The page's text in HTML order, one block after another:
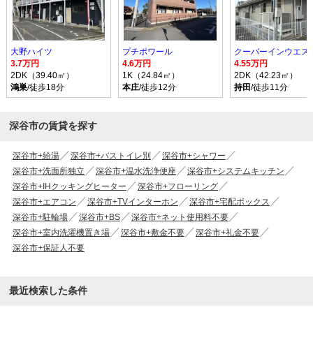
大野ハイツ
3.7万円
2DK（39.40㎡）
鴻巣/徒歩18分
プチポワール
4.6万円
1K（24.84㎡）
本庄/徒歩12分
クーバーインウエス
4.55万円
2DK（42.23㎡）
持田/徒歩11分
深谷市の賃貸を探す
深谷市+給湯 深谷市+バストイレ別
深谷市+シャワー
深谷市+洗面所独立
深谷市+温水洗浄便座
深谷市+システムキッチン
深谷市+IHクッキングヒーター
深谷市+フローリング
深谷市+エアコン
深谷市+TVインターホン
深谷市+宅配ボックス
深谷市+駐輪場
深谷市+BS
深谷市+ネット使用料不要
深谷市+室内洗濯機置き場
深谷市+敷金不要
深谷市+礼金不要
深谷市+保証人不要
最近検索した条件